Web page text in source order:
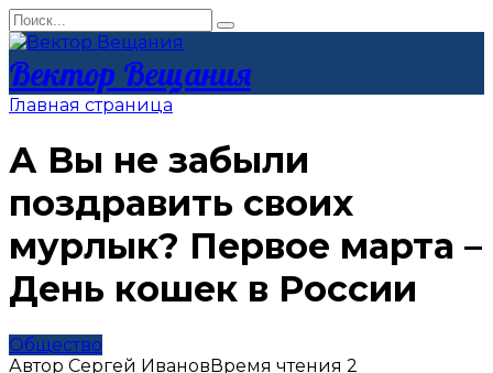
Перейти
к
контенту
Search
for:
Вектор Вещания
Главная страница
А Вы не забыли
поздравить своих
мурлык? Первое марта –
День кошек в России
Общество
Автор Сергей ИвановВремя чтения 2